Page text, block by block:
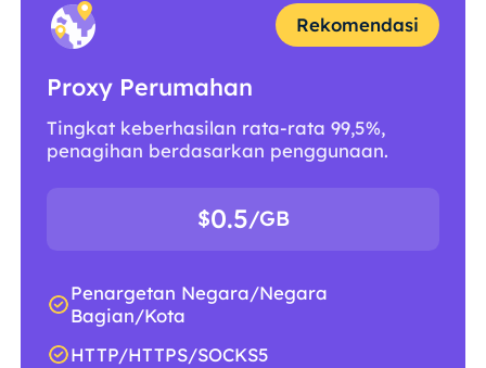
Rekomendasi
Proxy Perumahan
Tingkat keberhasilan rata-rata 99,5%,
penagihan berdasarkan penggunaan.
$0.5/GB
Penargetan Negara/Negara
Bagian/Kota
HTTP/HTTPS/SOCKS5